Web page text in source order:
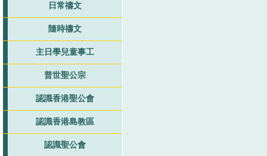
日常禱文
隨時禱文
主日學兒童事工
普世聖公宗
認識香港聖公會
認識香港島教區
認識聖公會